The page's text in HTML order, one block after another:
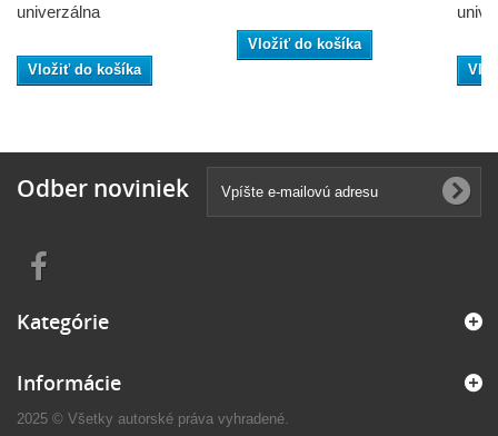
univerzálna
Vložiť do košíka
Vložiť do košíka
Odber noviniek
Kategórie
Informácie
2025 © Všetky autorské práva vyhradené.